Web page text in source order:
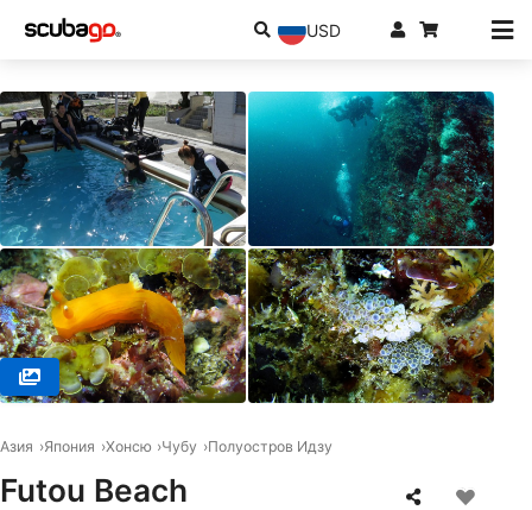
USD
Азия Япония Хонсю Чубу Полуостров Идзу
Futou Beach